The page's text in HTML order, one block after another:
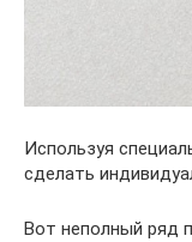
Используя
сделать
Вот неполный ряд